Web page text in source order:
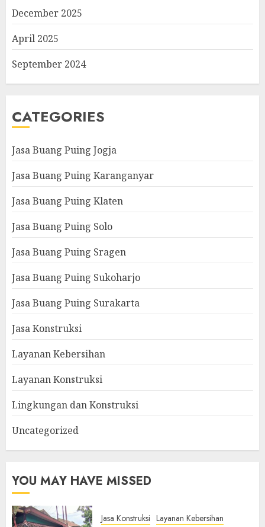
December 2025
April 2025
September 2024
CATEGORIES
Jasa Buang Puing Jogja
Jasa Buang Puing Karanganyar
Jasa Buang Puing Klaten
Jasa Buang Puing Solo
Jasa Buang Puing Sragen
Jasa Buang Puing Sukoharjo
Jasa Buang Puing Surakarta
Jasa Konstruksi
Layanan Kebersihan
Layanan Konstruksi
Lingkungan dan Konstruksi
Uncategorized
YOU MAY HAVE MISSED
Jasa Konstruksi Layanan Kebersihan